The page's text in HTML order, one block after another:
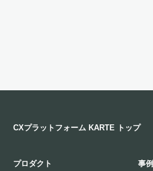
CXプラットフォーム KARTE トップ
プロダクト 事例